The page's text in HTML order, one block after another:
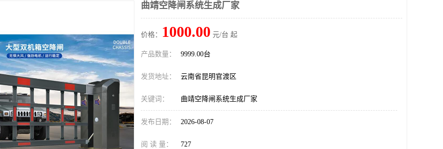
曲靖空降闸系统生成厂家
价格： 1000.00 元/台 起
产品数量： 9999.00台
发货地址： 云南省昆明官渡区
关键词： 曲靖空降闸系统生成厂家
发布日期： 2026-08-07
阅 读 量： 727